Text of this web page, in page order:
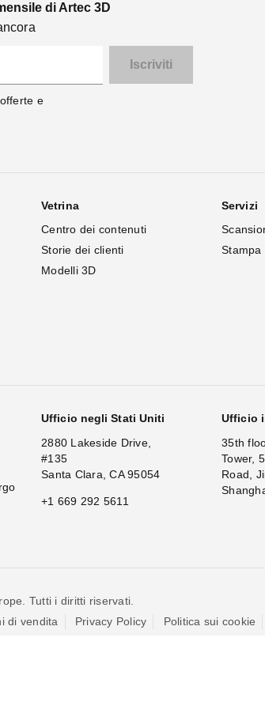
di Artec 3D
e
Vetrina
Centro dei contenuti
Storie dei clienti
Modelli 3D
Servizi
Stampa
Ufficio negli Stati Uniti
2880 Lakeside Drive,
#135
Santa Clara, CA 95054
+1 669 292 5611
Ufficio
35th
Tower,
Road,
Tutti i diritti riservati.
di vendita Privacy Policy Politica sui cookie